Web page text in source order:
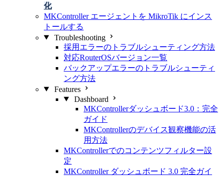
化
MKController エージェントを MikroTik にインス
トールする
Troubleshooting
採用エラーのトラブルシューティング方法
対応RouterOSバージョン一覧
バックアップエラーのトラブルシューティ
ング方法
Features
Dashboard
MKControllerダッシュボード3.0：完全
ガイド
MKControllerのデバイス観察機能の活
用方法
MKControllerでのコンテンツフィルター設
定
MKController ダッシュボード 3.0 完全ガイ